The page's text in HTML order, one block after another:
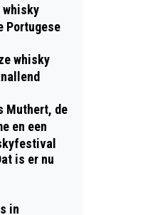
whisky
Portugese
whisky
Muthert, de
en een
is er nu
in